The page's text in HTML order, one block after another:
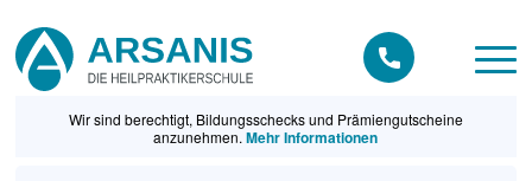
Wir sind berechtigt, Bildungsschecks und Prämiengutscheine
anzunehmen.Mehr Informationen